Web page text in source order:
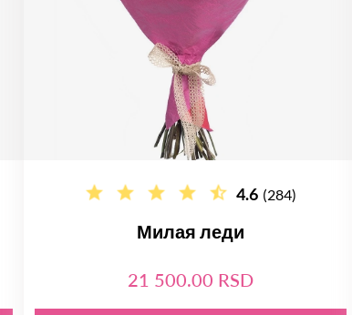
4.6 (284)
Милая леди
21 500.00 RSD